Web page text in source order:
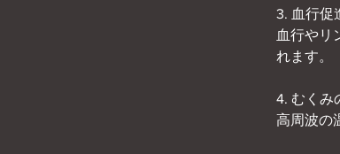
3. 血行促
血行やリ
れます。
4. むくみ
高周波の